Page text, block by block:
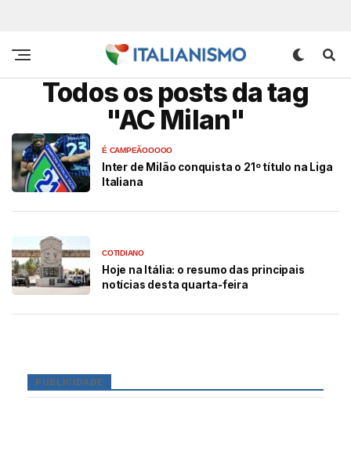
Todos os posts da tag
"AC Milan"
É CAMPEÃOOOOO
Inter de Milão conquista o 21º título na Liga
Italiana
COTIDIANO
Hoje na Itália: o resumo das principais
notícias desta quarta-feira
PUBLICIDADE